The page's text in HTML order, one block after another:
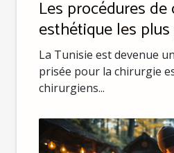
Les procédures
esthétique les
Tunisie
La Tunisie est devenue
prisée pour la chirurgie
chirurgiens...